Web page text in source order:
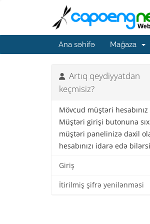
Ana səhifə Mağaza
Artıq qeydiyyatdan
keçmisiz?
Mövcud müştəri hesabınız
Müştəri girişi butonuna
müştəri panelinizə daxil
hesabınızı idarə edə
Giriş
İtirilmiş şifrə yenilənməsi